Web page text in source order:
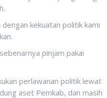
kekuatan politik kami
pinjam pakai
perlawanan politik lewat
aset Pemkab, dan masih